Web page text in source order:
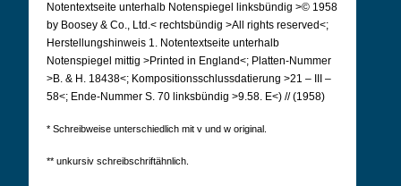
Notentextseite unterhalb Notenspiegel linksbündig >© 1958
by Boosey & Co., Ltd.< rechtsbündig >All rights reserved<;
Herstellungshinweis 1. Notentextseite unterhalb
Notenspiegel mittig >Printed in England<; Platten-Nummer
>B. & H. 18438<; Kompositionsschlussdatierung >21 – III –
58<; Ende-Nummer S. 70 linksbündig >9.58. E<) // (1958)
* Schreibweise unterschiedlich mit v und w original.
** unkursiv schreibschriftähnlich.